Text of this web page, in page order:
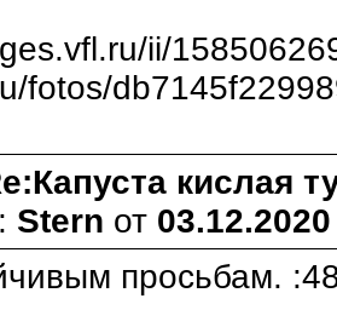
ii/
fotos/
кислая
Stern от
просьбам.